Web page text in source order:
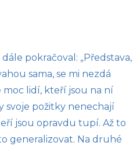
pokračoval: „Představa,
sama, se mi nezdá
moc lidí, kteří jsou na ní
svoje požitky nenechají
jsou opravdu tupí. Až to
generalizovat. Na druhé